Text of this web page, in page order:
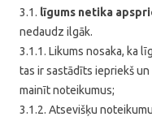
3.1. līgums netika
nedaudz ilgāk.
3.1.1. Likums nosaka, ka
tas ir sastādīts iepriekš
mainīt noteikumus;
3.1.2. Atsevišķu